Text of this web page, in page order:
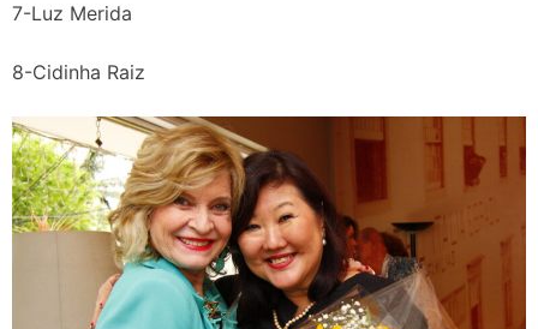
7-Luz Merida
8-Cidinha Raiz